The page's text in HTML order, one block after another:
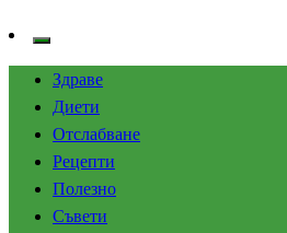
Здраве
Диети
Отслабване
Рецепти
Полезно
Съвети